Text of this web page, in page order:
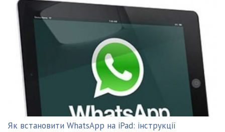
Як встановити WhatsApp на iPad: інструкції